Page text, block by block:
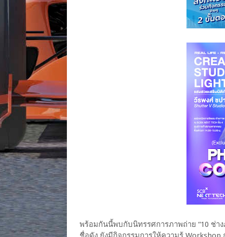
พร้อมกันนี้พบกับนิทรรศการภาพถ่าย “10 ช่า